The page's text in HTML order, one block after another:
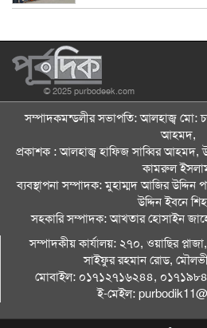
© 2025 purbodeek.com
সম্পাদকমন্ডলীর সভাপতি: আলহাজ্ব মো:
আহমদ,
প্রকাশক : আলহাজ্ব হাফিজ সাব্বির আহমদ,
কামরুল
ব্যবস্থাপনা সম্পাদক: মুহাম্মদ আজির উদ্দিন
উদ্দিন ইবনে
সহকারি সম্পাদক: আখতার হোসাইন
সম্পাদকীয় কার্যালয়: ২৭০, ওয়াছির
সাইফুর রহমান রোড,
মোবাইল: ০১৭১২৭১৬২৪৪,
ই-মেইল: